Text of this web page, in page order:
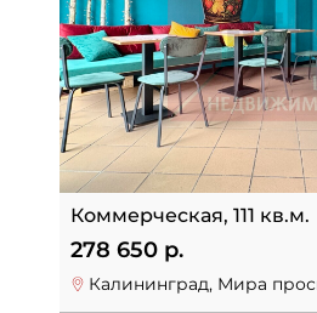
Коммерческая, 111 кв.м.
278 650 р.
Калининград, Мира